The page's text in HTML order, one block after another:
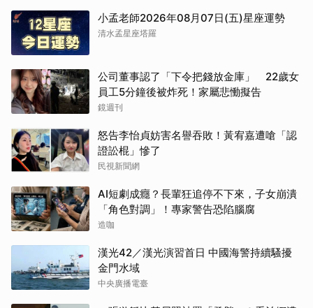
小孟老師2026年08月07日(五)星座運勢
清水孟星座塔羅
公司董事認了「下令把錢放金庫」 22歲女
員工5分鐘後被炸死！家屬悲慟擬告
鏡週刊
怒告李怡貞妨害名譽吞敗！黃宥嘉遭嗆「認
證訟棍」慘了
民視新聞網
AI短劇成癮？長輩狂追停不下來，子女崩潰
「角色對調」！專家警告恐陷腦腐
造咖
漢光42／漢光演習首日 中國海警持續騷擾
金門水域
中央廣播電臺